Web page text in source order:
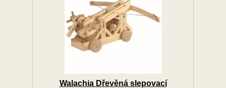
Walachia Dřevěná slepovací